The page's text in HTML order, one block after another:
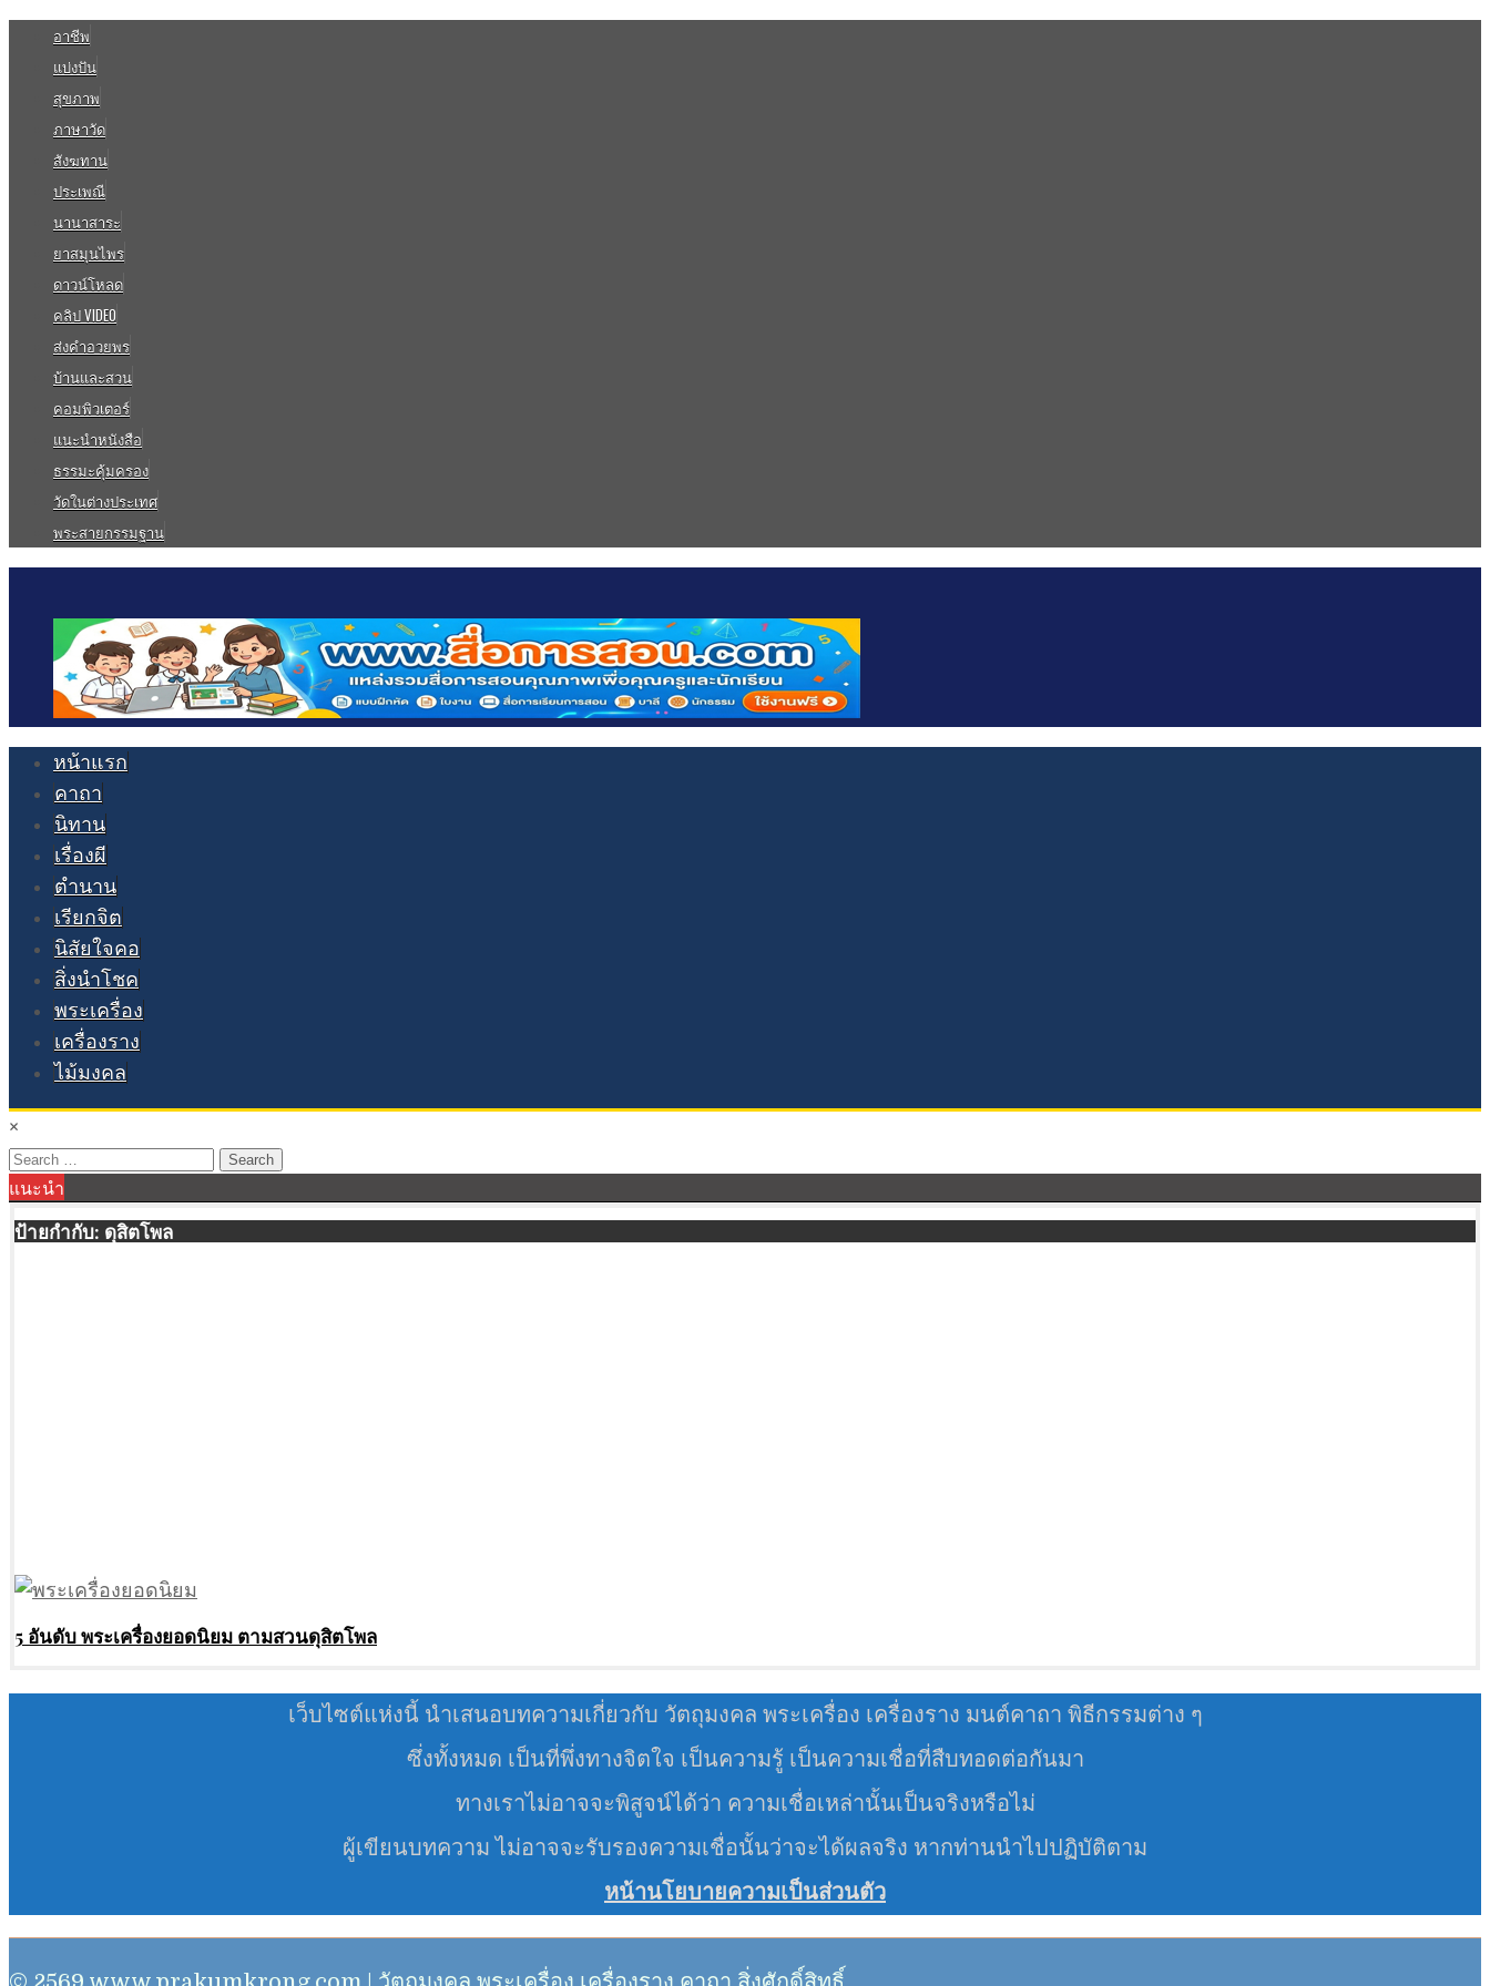
อาชีพ
แบ่งปัน
สุขภาพ
ภาษาวัด
สังฆทาน
ประเพณี
นานาสาระ
ยาสมุนไพร
ดาวน์โหลด
คลิป VIDEO
ส่งคำอวยพร
บ้านและสวน
คอมพิวเตอร์
แนะนำหนังสือ
ธรรมะคุ้มครอง
วัดในต่างประเทศ
พระสายกรรมฐาน
หน้าแรก
คาถา
นิทาน
เรื่องผี
ตำนาน
เรียกจิต
นิสัยใจคอ
สิ่งนำโชค
พระเครื่อง
เครื่องราง
ไม้มงคล
×
Search
for:
แนะนำ
ป้ายกำกับ: ดุสิตโพล
5 อันดับ พระเครื่องยอดนิยม ตามสวนดุสิตโพล
เว็บไซต์แห่งนี้ นำเสนอบทความเกี่ยวกับ วัตถุมงคล พระเครื่อง เครื่องราง มนต์คาถา พิธีกรรมต่าง ๆ
ซึ่งทั้งหมด เป็นที่พึ่งทางจิตใจ เป็นความรู้ เป็นความเชื่อที่สืบทอดต่อกันมา
ทางเราไม่อาจจะพิสูจน์ได้ว่า ความเชื่อเหล่านั้นเป็นจริงหรือไม่
ผู้เขียนบทความ ไม่อาจจะรับรองความเชื่อนั้นว่าจะได้ผลจริง หากท่านนำไปปฏิบัติตาม
หน้านโยบายความเป็นส่วนตัว